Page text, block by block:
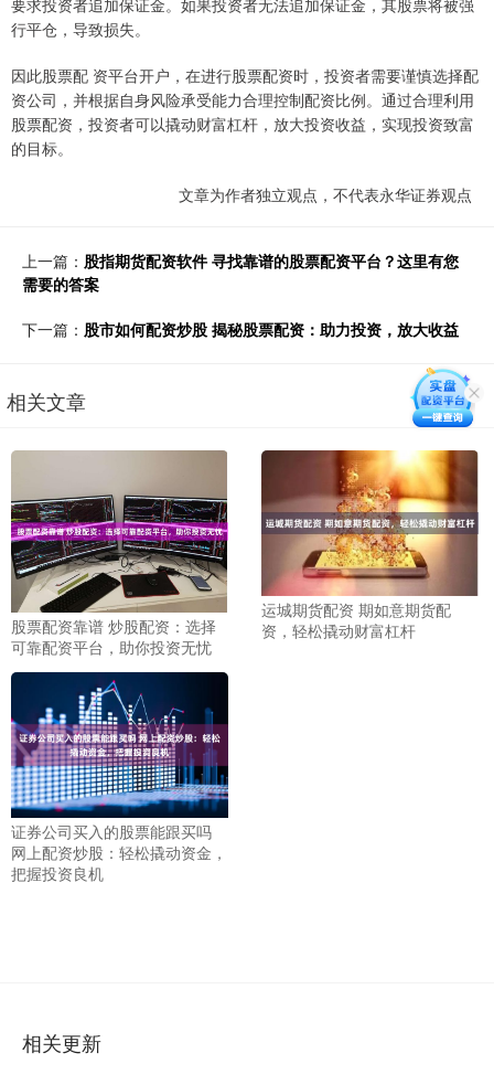
要求投资者追加保证金。如果投资者无法追加保证金，其股票将被强
行平仓，导致损失。
因此股票配 资平台开户，在进行股票配资时，投资者需要谨慎选择配
资公司，并根据自身风险承受能力合理控制配资比例。通过合理利用
股票配资，投资者可以撬动财富杠杆，放大投资收益，实现投资致富
的目标。
文章为作者独立观点，不代表永华证券观点
上一篇： 股指期货配资软件 寻找靠谱的股票配资平台？这里有您
需要的答案
下一篇： 股市如何配资炒股 揭秘股票配资：助力投资，放大收益
相关文章
股票配资靠谱 炒股配资：选择
可靠配资平台，助你投资无忧
运城期货配资 期如意期货配
资，轻松撬动财富杠杆
证券公司买入的股票能跟买吗
网上配资炒股：轻松撬动资金，
把握投资良机
相关更新